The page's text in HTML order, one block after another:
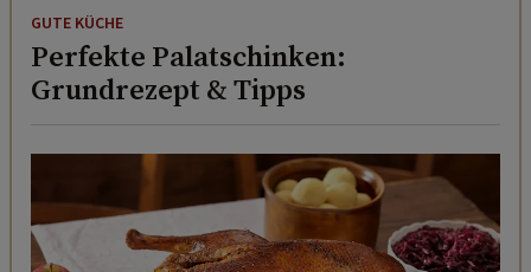
GUTE KÜCHE
Perfekte Palatschinken:
Grundrezept & Tipps